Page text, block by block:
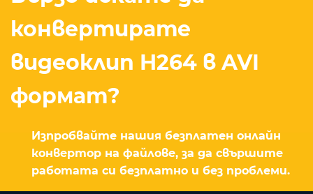
конвертирате
видеоклип H264 в AVI
формат?
Изпробвайте нашия безплатен онлайн
конвертор на файлове, за да свършите
работата си безплатно и без проблеми.